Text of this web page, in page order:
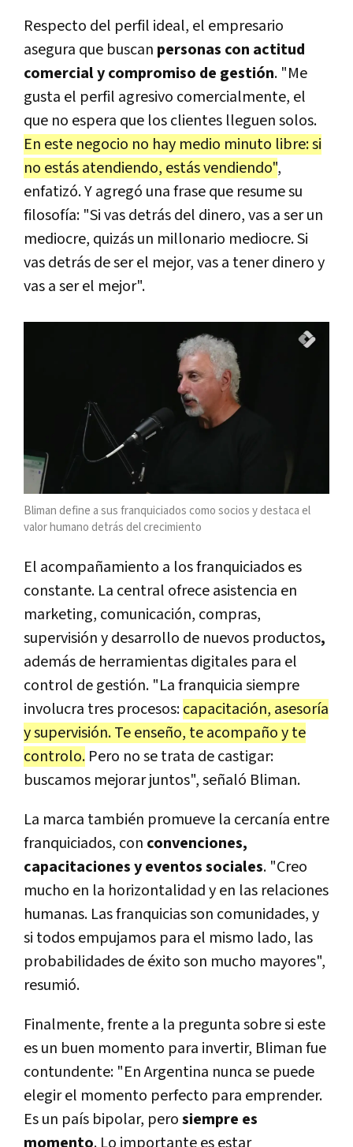
Respecto del perfil ideal, el empresario
asegura que buscan personas con actitud
comercial y compromiso de gestión. "Me
gusta el perfil agresivo comercialmente, el
que no espera que los clientes lleguen solos.
En este negocio no hay medio minuto libre: si
no estás atendiendo, estás vendiendo",
enfatizó. Y agregó una frase que resume su
filosofía: "Si vas detrás del dinero, vas a ser un
mediocre, quizás un millonario mediocre. Si
vas detrás de ser el mejor, vas a tener dinero y
vas a ser el mejor".
Bliman define a sus franquiciados como socios y destaca el
valor humano detrás del crecimiento
El acompañamiento a los franquiciados es
constante. La central ofreceasistencia en
marketing, comunicación, compras,
supervisión y desarrollo de nuevos productos,
además de herramientas digitales para el
control de gestión. "La franquicia siempre
involucra tres procesos:capacitación, asesoría
y supervisión. Te enseño, te acompaño y te
controlo. Pero no se trata de castigar:
buscamos mejorar juntos", señaló Bliman.
La marca también promueve la cercanía entre
franquiciados, con convenciones,
capacitaciones y eventos sociales. "Creo
mucho en la horizontalidad y en las relaciones
humanas. Las franquicias son comunidades, y
si todos empujamos para el mismo lado, las
probabilidades de éxito son mucho mayores",
resumió.
Finalmente, frente a la pregunta sobre si este
es un buen momento para invertir, Bliman fue
contundente: "En Argentina nunca se puede
elegir el momento perfecto para emprender.
Es un país bipolar, perosiempre es